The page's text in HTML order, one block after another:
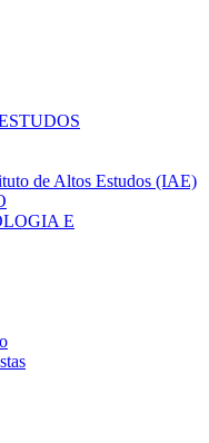
de Altos Estudos (IAE)
E